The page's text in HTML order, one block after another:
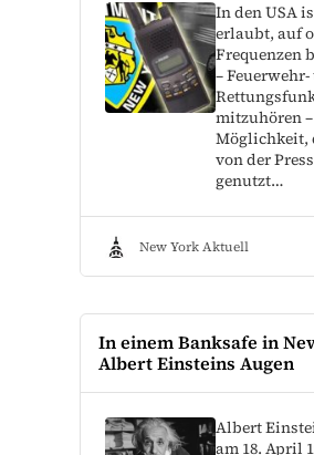
In den USA
erlaubt, auf
Frequenzen
–
mitzuhören
Möglichkeit,
von der
genutzt…
New York Aktuell
In einem Banksafe in
Albert Einsteins Augen
Albert
am 18. April